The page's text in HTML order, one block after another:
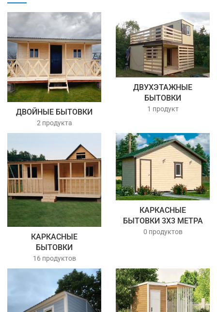
ДВОЙНЫЕ БЫТОВКИ
2 продукта
ДВУХЭТАЖНЫЕ
БЫТОВКИ
1 продукт
КАРКАСНЫЕ
БЫТОВКИ
16 продуктов
КАРКАСНЫЕ
БЫТОВКИ 3Х3 МЕТРА
0 продуктов